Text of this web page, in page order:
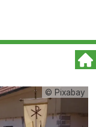
© Pixabay